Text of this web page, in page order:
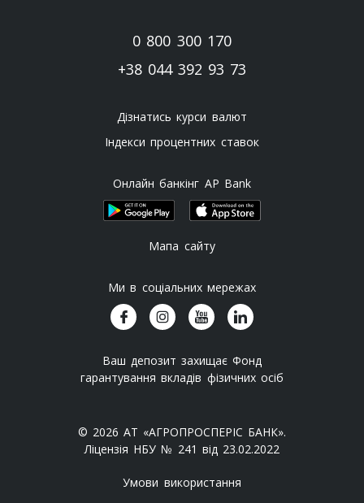
0 800 300 170
+38 044 392 93 73
Дізнатись курси валют
Індекси процентних ставок
Онлайн банкінг AP Bank
Мапа сайту
Ми в соціальних мережах
Ваш депозит захищає Фонд
гарантування вкладів фізичних осіб
© 2026 АТ «АГРОПРОСПЕРІС БАНК».
Ліцензія НБУ № 241 від 23.02.2022
Умови використання